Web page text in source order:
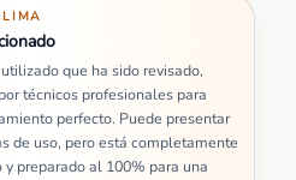
que ha sido revisado,
técnicos profesionales para
perfecto. Puede presentar
de uso, pero está completamente
preparado al 100% para una